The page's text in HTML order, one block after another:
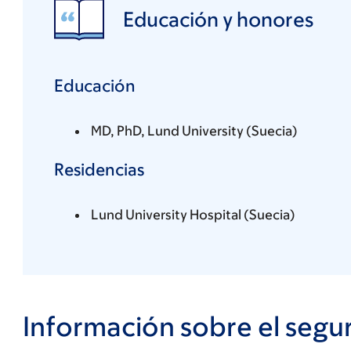
Educación y honores
Educación
MD, PhD, Lund University (Suecia)
Residencias
Lund University Hospital (Suecia)
Información sobre el